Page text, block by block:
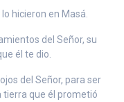
hicieron en Masá.
del Señor, su
él te dio.
del Señor, para ser
tierra que él prometió